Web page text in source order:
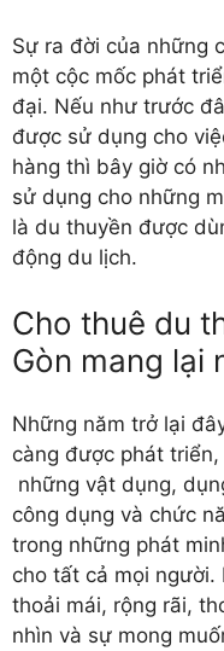
Sự ra đời của những
một cộc mốc phát
đại. Nếu như trước
được sử dụng cho
hàng thì bây giờ có
sử dụng cho những
là du thuyền được
động du lịch.
Cho thuê du
Gòn mang lại
Những năm trở lại
càng được phát
những vật dụng,
công dụng và chức
trong những phát
cho tất cả mọi
thoải mái, rộng rãi,
nhìn và sự mong